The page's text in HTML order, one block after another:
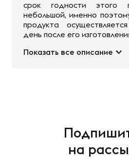
срок годности этого
небольшой, именно
продукта
день после его
Показать все описание
на